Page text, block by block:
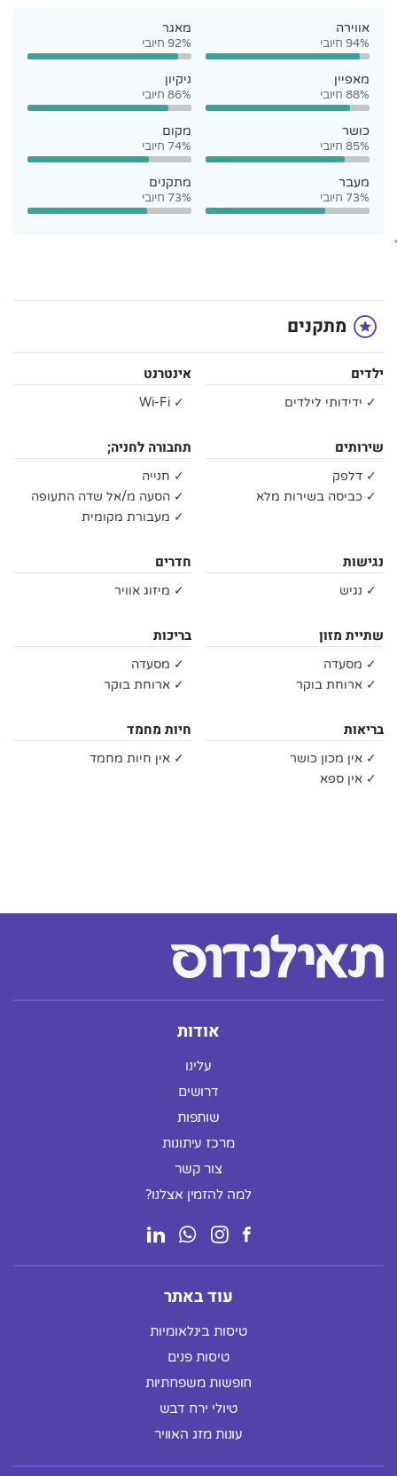
אווירה
94% חיובי
מאגר
92% חיובי
מאפיין
88% חיובי
ניקיון
86% חיובי
כושר
85% חיובי
מקום
74% חיובי
מעבר
73% חיובי
מתקנים
73% חיובי
`
מתקנים
ילדים
✓ ידידותי לילדים
אינטרנט
✓ Wi-Fi
שירותים
✓ דלפק
✓ כביסה בשירות מלא
תחבורה לחניה;
✓ חנייה
✓ הסעה מ/אל שדה התעופה
✓ מעבורת מקומית
נגישות
✓ נגיש
חדרים
✓ מיזוג אוויר
שתיית מזון
✓ מסעדה
✓ ארוחת בוקר
בריכות
✓ מסעדה
✓ ארוחת בוקר
בריאות
✓ אין מכון כושר
✓ אין ספא
חיות מחמד
✓ אין חיות מחמד
אודות
עלינו
דרושים
שותפות
מרכז עיתונות
צור קשר
למה להזמין אצלנו?
עוד באתר
טיסות בינלאומיות
טיסות פנים
חופשות משפחתיות
טיולי ירח דבש
עונות מזג האוויר